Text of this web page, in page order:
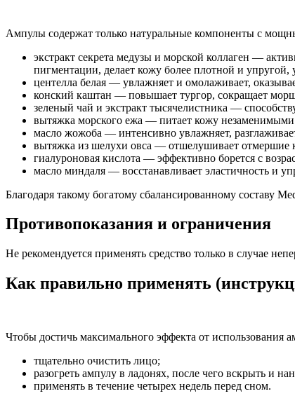
Ампулы содержат только натуральные компоненты с
экстракт секрета медузы и морской коллаген —
пигментации, делает кожу более плотной и
центелла белая — увлажняет и омолаживает,
конский каштан — повышает тургор, сокращает
зеленый чай и экстракт тысячелистника —
вытяжка морского ежа — питает кожу
масло жожоба — интенсивно увлажняет,
вытяжка из шелухи овса — отшелушивает отмершие
гиалуроновая кислота — эффективно борется с
масло миндаля — восстанавливает эластичность и
Благодаря такому богатому сбалансированному составу
Противопоказания и ограничения
Не рекомендуется применять средство только в случае
Как правильно применять
Чтобы достичь максимального эффекта от использования
тщательно очистить лицо;
разогреть ампулу в ладонях, после чего вскрыть и
применять в течение четырех недель перед сном.